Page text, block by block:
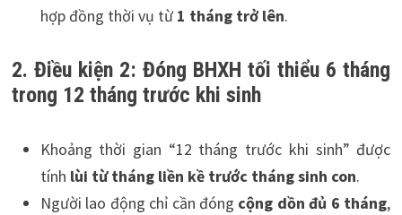
hợp đồng thời vụ từ 1 tháng trở lên.
2. Điều kiện 2: Đóng BHXH tối thiểu 6 tháng
trong 12 tháng trước khi sinh
Khoảng thời gian “12 tháng trước khi sinh” được
tính lùi từ tháng liền kề trước tháng sinh con.
Người lao động chỉ cần đóng cộng dồn đủ 6 tháng,